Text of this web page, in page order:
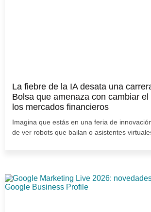
La fiebre de la IA desata una
Bolsa que amenaza con cambiar
los mercados financieros
Imagina que estás en una feria de
de ver robots que bailan o asistentes